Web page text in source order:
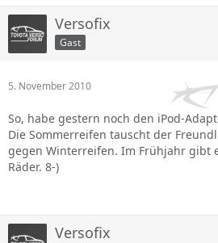
Versofix
Gast
5. November 2010
So, habe gestern noch den iPod-
Die Sommerreifen tauscht der
gegen Winterreifen. Im Frühjahr gibt
Räder. 8-)
Versofix